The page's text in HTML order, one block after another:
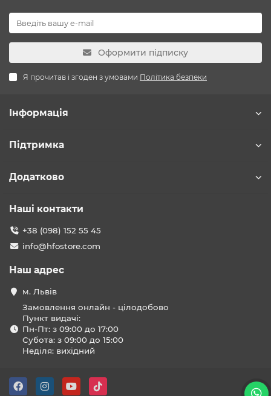
Оформити підписку
Я прочитав і згоден з умовами Політика безпеки
Інформація
Підтримка
Додатково
Наші контакти
+38 (098) 152 55 45
info@hfostore.com
Наш адрес
м. Львів
Замовлення онлайн - цілодобово
Пункт видачі:
Пн-Пт: з 09:00 до 17:00
Субота: з 09:00 до 15:00
Неділя: вихідний